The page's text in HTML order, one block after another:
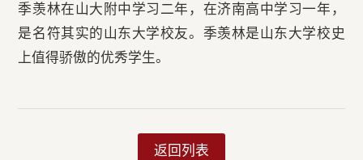
季羡林在山大附中学习二年，在济南高中学习一年，
是名符其实的山东大学校友。季羡林是山东大学校史
上值得骄傲的优秀学生。
返回列表